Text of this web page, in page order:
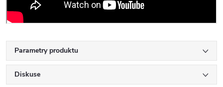
Parametry produktu
Diskuse